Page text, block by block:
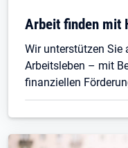
Arbeit finden mit
Wir unterstützen Sie
Arbeitsleben – mit
finanziellen